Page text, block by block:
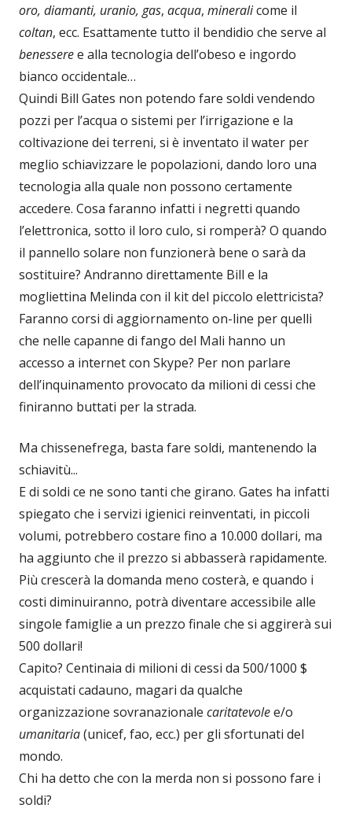
oro, diamanti, uranio, gas, acqua, mineralicome il
coltan, ecc. Esattamente tutto il bendidio che serve al
benesseree alla tecnologia dell’obeso e ingordo
bianco occidentale…
Quindi Bill Gates non potendo fare soldi vendendo
pozzi per l’acqua o sistemi per l’irrigazione e la
coltivazione dei terreni, si è inventato il water per
meglio schiavizzare le popolazioni, dando loro una
tecnologia alla quale non possono certamente
accedere. Cosa faranno infatti i negretti quando
l’elettronica, sotto il loro culo, si romperà? O quando
il pannello solare non funzionerà bene o sarà da
sostituire? Andranno direttamente Bill e la
mogliettina Melinda con il kit del piccolo elettricista?
Faranno corsi di aggiornamento on-line per quelli
che nelle capanne di fango del Mali hanno un
accesso a internet con Skype? Per non parlare
dell’inquinamento provocato da milioni di cessi che
finiranno buttati per la strada.
Ma chissenefrega, basta fare soldi, mantenendo la
schiavitù...
E di soldi ce ne sono tanti che girano. Gates ha infatti
spiegato che i servizi igienici reinventati, in piccoli
volumi, potrebbero costare fino a 10.000 dollari, ma
ha aggiunto che il prezzo si abbasserà rapidamente.
Più crescerà la domanda meno costerà, e quando i
costi diminuiranno, potrà diventare accessibile alle
singole famiglie a un prezzo finale che si aggirerà sui
500 dollari!
Capito? Centinaia di milioni di cessi da 500/1000 $
acquistati cadauno, magari da qualche
organizzazione sovranazionale caritatevolee/o
umanitaria(unicef, fao, ecc.) per gli sfortunati del
mondo.
Chi ha detto che con la merda non si possono fare i
soldi?